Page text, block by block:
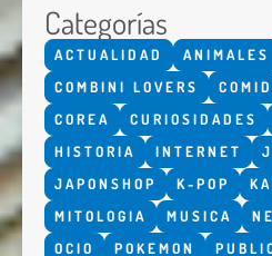
Categorías
ACTUALIDAD ANIMALES
COMBINI LOVERS
COREA
CURIOSIDADES
HISTORIA
INTERNET
JAPONSHOP
K-POP
MITOLOGIA
MUSICA
OCIO
POKEMON